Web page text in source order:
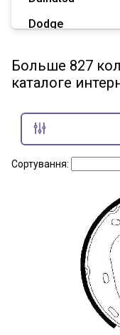
Dodge
Great Wall
Hummer
Больше 827
каталоге
Сортування: